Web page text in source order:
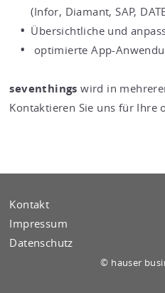
(Infor, Dia­mant, SAP,
Über­sicht­li­che und
op­ti­mier­te App-
sevent­hings wird in
Kon­tak­tie­ren Sie uns für Ihre
Kontakt
Impressum
Datenschutz
© hau­ser